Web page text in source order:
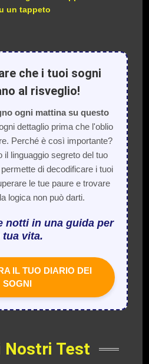
un tappeto
che i tuoi sogni
al risveglio!
ogni mattina su questo
dettaglio prima che l'oblio
Perché è così importante?
il linguaggio segreto del tuo
di decodificare i tuoi
le tue paure e trovare
logica non può darti.
notti in una guida per
tua vita.
IL TUO DIARIO DEI
SOGNI
Nostri Test